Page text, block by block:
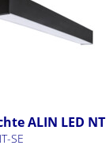
ALIN LED NT
SE